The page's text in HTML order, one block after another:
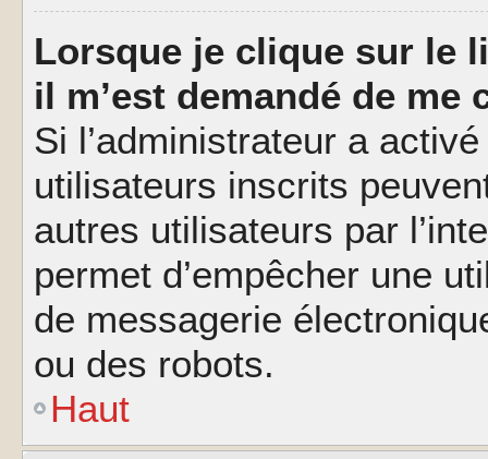
Lorsque je clique sur le
il m’est demandé de me
Si l’administrateur a
utilisateurs inscrits
autres utilisateurs par
permet d’empêcher une
de messagerie
ou des robots.
Haut